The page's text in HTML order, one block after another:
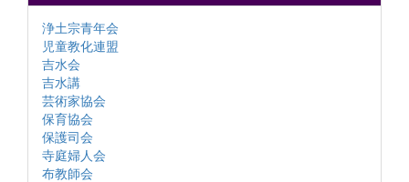
浄土宗青年会
児童教化連盟
吉水会
吉水講
芸術家協会
保育協会
保護司会
寺庭婦人会
布教師会